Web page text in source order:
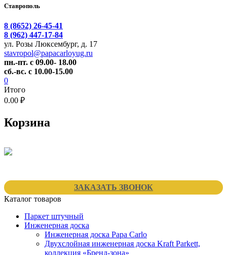
Ставрополь
8 (8652) 26-45-41
8 (962) 447-17-84
ул. Розы Люксембург, д. 17
stavropol@papacarloyug.ru
пн.-пт. с 09.00- 18.00
сб.-вс. с 10.00-15.00
0
Итого
0.00 ₽
Корзина
ЗАКАЗАТЬ ЗВОНОК
Каталог товаров
Паркет штучный
Инженерная доска
Инженерная доска Papa Carlo
Двухслойная инженерная доска Kraft Parkett,
коллекция «Бренд-зона»